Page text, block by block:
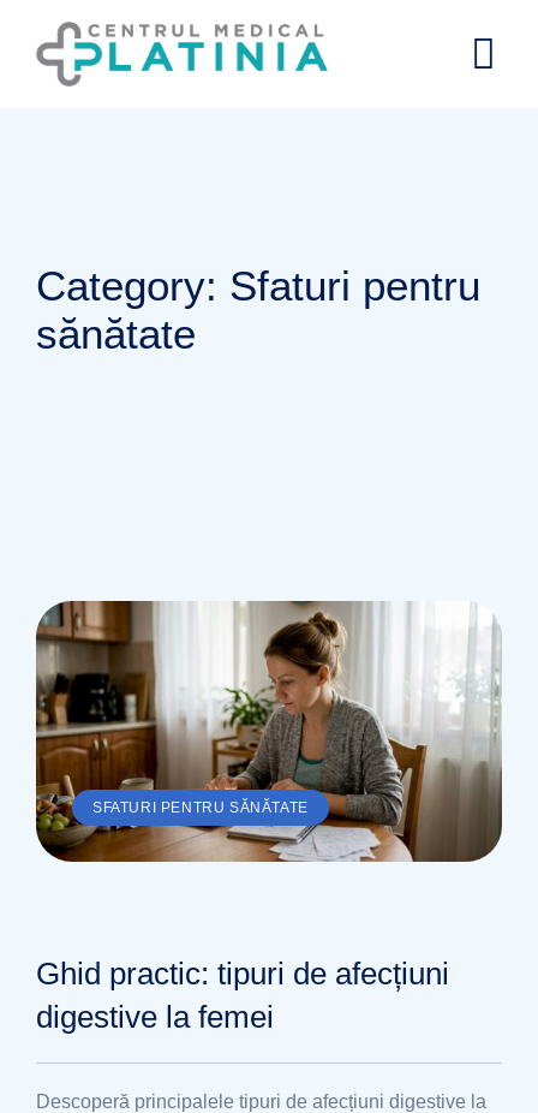
content
Category: Sfaturi pentru
sănătate
SFATURI PENTRU SĂNĂTATE
Ghid practic: tipuri de afecțiuni
digestive la femei
Descoperă principalele tipuri de afecțiuni digestive la